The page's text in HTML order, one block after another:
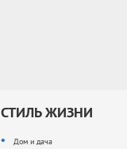
СТИЛЬ ЖИЗНИ
Дом и дача